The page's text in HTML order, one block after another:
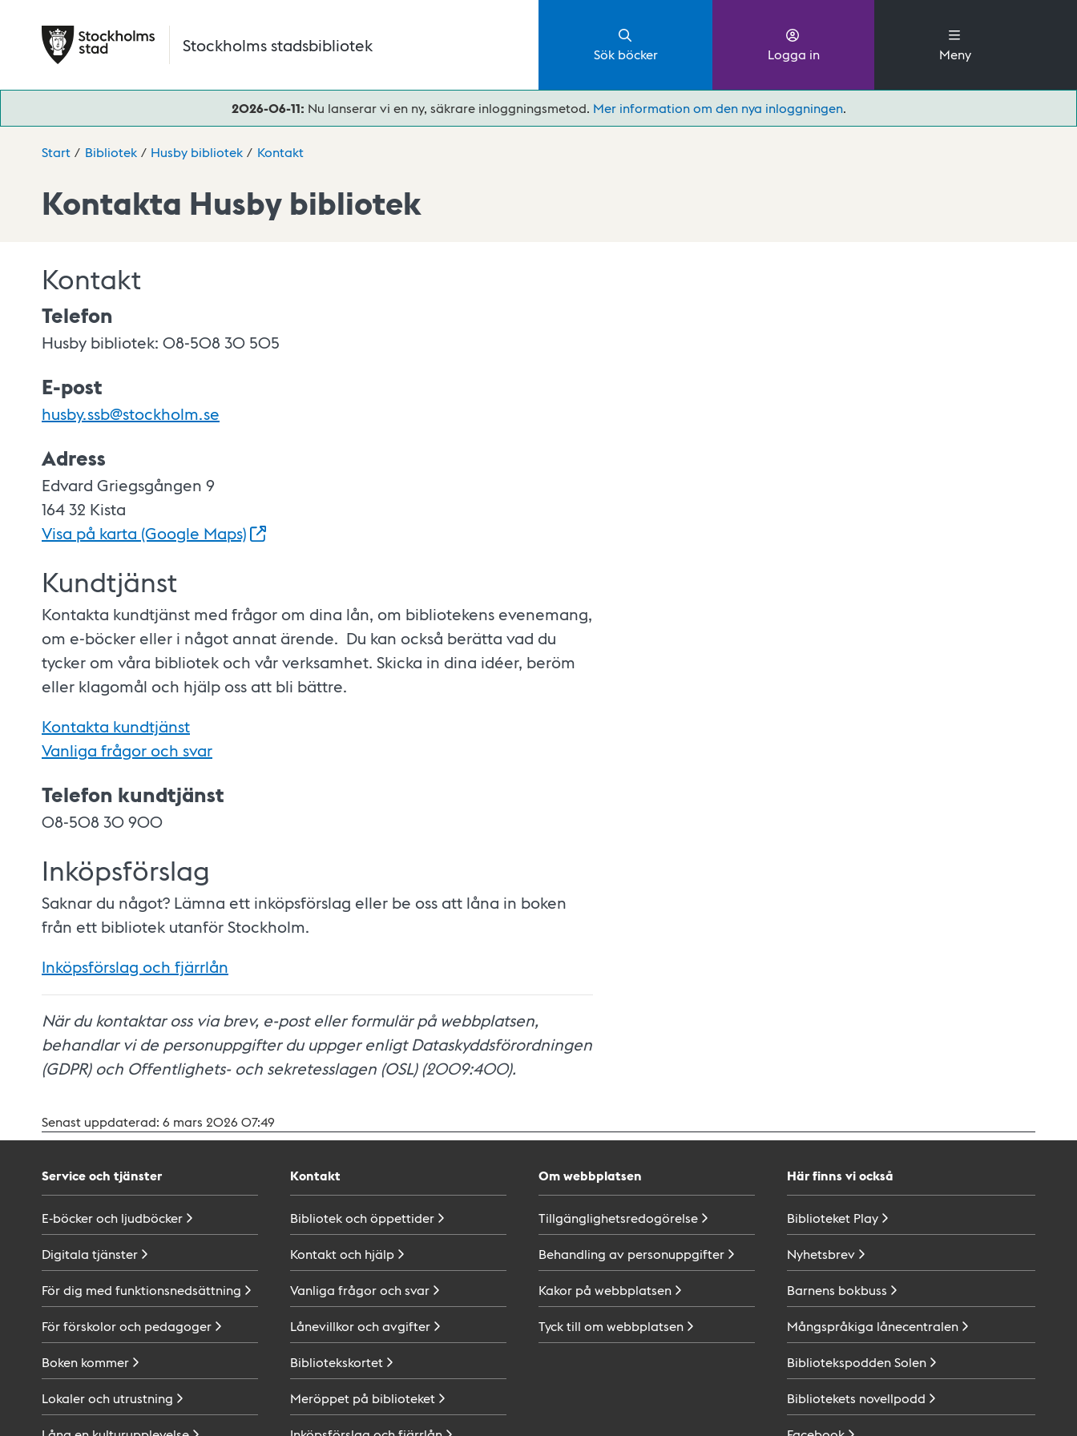
Stockholms stadsbibliotek Sök böcker Logga in Meny
2026-06-11: Nu lanserar vi en ny, säkrare inloggningsmetod. Mer information om den nya inloggningen.
Start Bibliotek Husby bibliotek Kontakt
Kontakta Husby bibliotek
Kontakt
Telefon
Husby bibliotek: 08-508 30 505
E-post
husby.ssb@stockholm.se
Adress
Edvard Griegsgången 9
164 32 Kista
Visa på karta (Google Maps)
Kundtjänst
Kontakta kundtjänst med frågor om dina lån, om bibliotekens evenemang,
om e-böcker eller i något annat ärende. Du kan också berätta vad du
tycker om våra bibliotek och vår verksamhet. Skicka in dina idéer, beröm
eller klagomål och hjälp oss att bli bättre.
Kontakta kundtjänst
Vanliga frågor och svar
Telefon kundtjänst
08-508 30 900
Inköpsförslag
Saknar du något? Lämna ett inköpsförslag eller be oss att låna in boken
från ett bibliotek utanför Stockholm.
Inköpsförslag och fjärrlån
När du kontaktar oss via brev, e-post eller formulär på webbplatsen,
behandlar vi de personuppgifter du uppger enligt Dataskyddsförordningen
(GDPR) och Offentlighets- och sekretesslagen (OSL) (2009:400).
Senast uppdaterad: 6 mars 2026 07:49
Service och tjänster
E-böcker och ljudböcker
Digitala tjänster
För dig med funktionsnedsättning
För förskolor och pedagoger
Boken kommer
Lokaler och utrustning
Kontakt
Bibliotek ochöppettider
Kontakt och hjälp
Vanliga frågor ochsvar
Lånevillkor ochavgifter
Bibliotekskortet
Meröppet på biblioteket
Om webbplatsen
Tillgänglighetsredogörelse
Behandling av personuppgifter
Kakor på webbplatsen
Tyck till om webbplatsen
Här finns vi också
Biblioteket Play
Nyhetsbrev
Barnens bokbuss
Mångspråkiga lånecentralen
BibliotekspoddenSolen
Bibliotekets novellpodd